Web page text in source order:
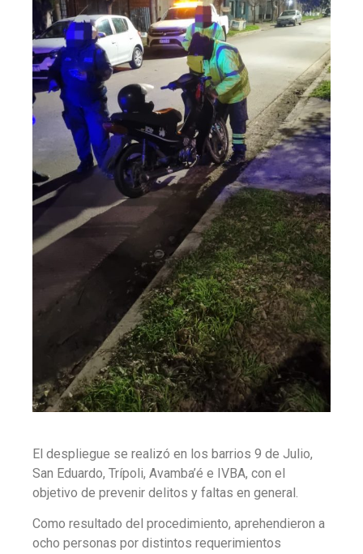
El despliegue se realizó en los barrios 9 de Julio,
San Eduardo, Trípoli, Avamba’é e IVBA, con el
objetivo de prevenir delitos y faltas en general.
Como resultado del procedimiento, aprehendieron a
ocho personas por distintos requerimientos